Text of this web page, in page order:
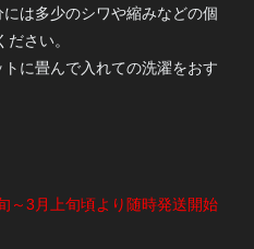
は多少のシワや縮みなどの個
さい。
に畳んで入れての洗濯をおす
～3月上旬頃より随時発送開始